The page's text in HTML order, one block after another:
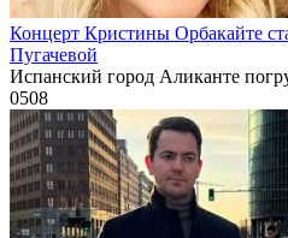
Концерт Кристины Орбакайте
Пугачевой
Испанский город Аликанте
0508